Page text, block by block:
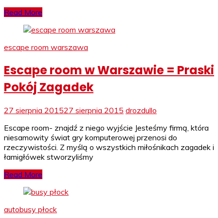
Read More
escape room warszawa
Escape room w Warszawie = Praski
Pokój Zagadek
27 sierpnia 201527 sierpnia 2015 drozdullo
Escape room- znajdź z niego wyjście Jesteśmy firmą, która
niesamowity świat gry komputerowej przenosi do
rzeczywistości. Z myślą o wszystkich miłośnikach zagadek i
łamigłówek stworzyliśmy
Read More
autobusy płock